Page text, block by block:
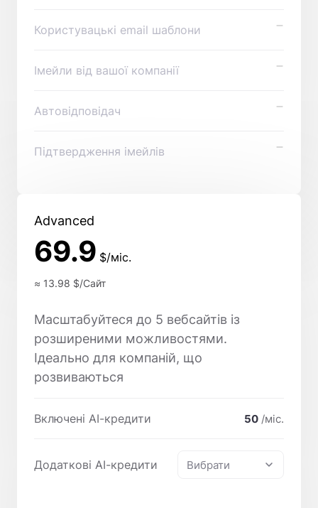
Користувацькі email шаблони
Імейли від вашої компанії
Автовідповідач
Підтвердження імейлів
Advanced
69.9 $/міс.
≈ 13.98 $/Сайт
Масштабуйтеся до 5 вебсайтів із
розширеними можливостями.
Ідеально для компаній, що
розвиваються
Включені AI-кредити 50 /міс.
Додаткові AI-кредити Вибрати